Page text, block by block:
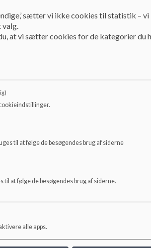
man udskolingen - også kaldet 3.
der nye klasser, som eleverne starter op i,
brydes op, og der dannes nye klasser på
nye klasser er:
behov for at udvide deres omgangskreds og
at skabe nye relationer på et tidspunkt, hvor
elev en mulighed for, i samarbejde med
læringsmiljø i udskolingen, der kan lette
til elevernes selvstændighed og
er tilknyttet udskolingen er  i tæt kontakt
udvikling. Den gode kommunikation mellem
det vigtigste bindeled. Alle klasser i
sætter vi ikke cookies til statistik – vi
valg.
at vi sætter cookies for de kategorier du
til at følge de besøgendes brug af siderne
at følge de besøgendes brug af siderne.
alle apps.